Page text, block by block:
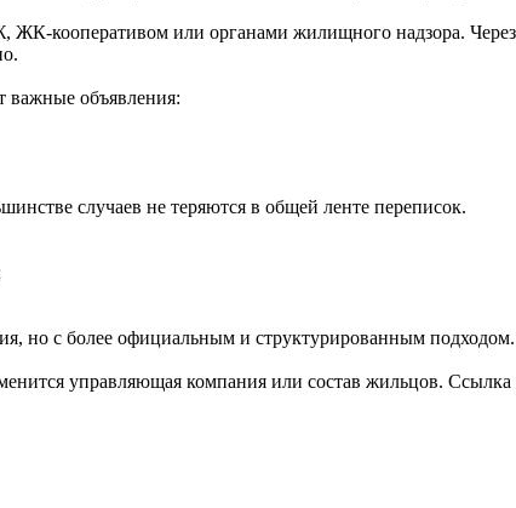
кооперативом или органами жилищного надзора. Через
важные объявления:
случаев не теряются в общей ленте переписок.
но с более официальным и структурированным подходом.
управляющая компания или состав жильцов. Ссылка